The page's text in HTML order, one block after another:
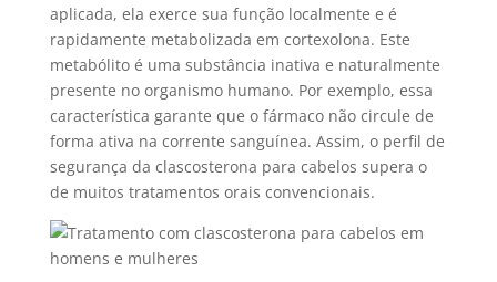
aplicada, ela exerce sua função localmente e é
rapidamente metabolizada em cortexolona. Este
metabólito é uma substância inativa e naturalmente
presente no organismo humano. Por exemplo, essa
característica garante que o fármaco não circule de
forma ativa na corrente sanguínea. Assim, o perfil de
segurança da clascosterona para cabelos supera o
de muitos tratamentos orais convencionais.